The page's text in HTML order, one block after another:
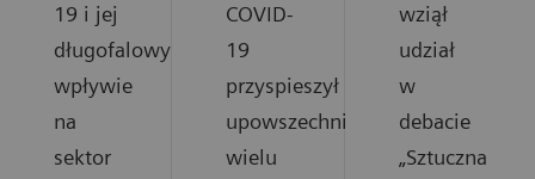
19 i jej
długofalowym
wpływie
na
sektor
COVID-
19
przyspieszył
upowszechnienie
wielu
wziął
udział
w
debacie
„Sztuczna